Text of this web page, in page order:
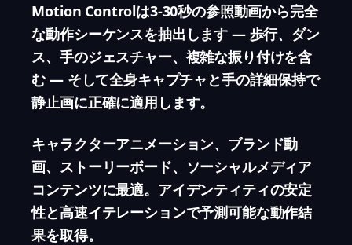
Motion Controlは3-30秒の参照動画から完全
な動作シーケンスを抽出します — 歩行、ダン
ス、手のジェスチャー、複雑な振り付けを含
む — そして全身キャプチャと手の詳細保持で
静止画に正確に適用します。
キャラクターアニメーション、ブランド動
画、ストーリーボード、ソーシャルメディア
コンテンツに最適。アイデンティティの安定
性と高速イテレーションで予測可能な動作結
果を取得。